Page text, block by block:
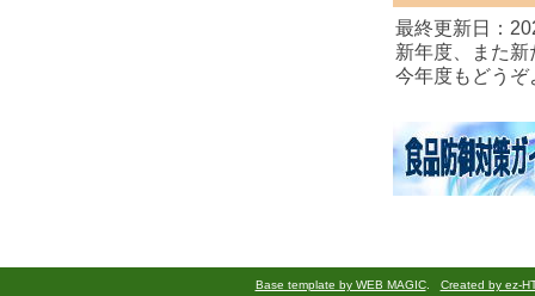
最終更新日：
新年度、また
今年度もどう
Base template by WEB MAGIC. Created by ez-